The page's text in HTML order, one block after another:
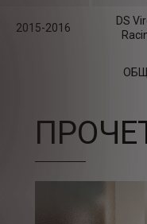
2015-2016
DS